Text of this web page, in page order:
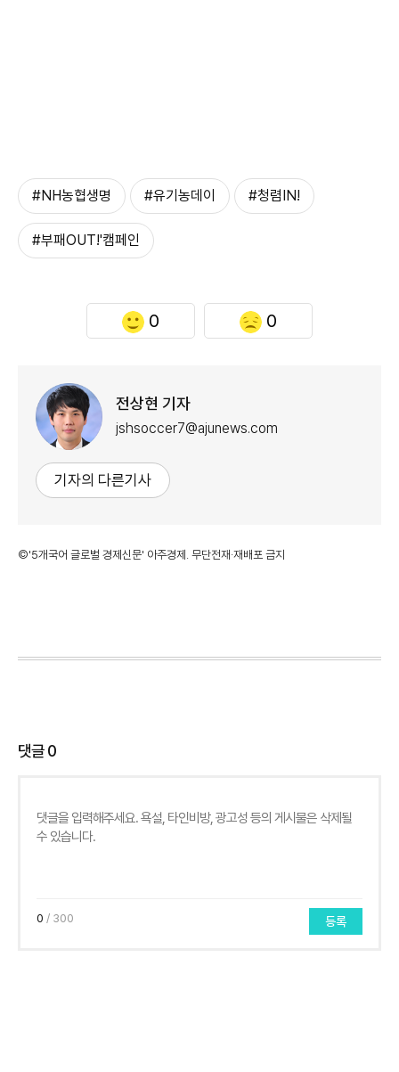
#NH농협생명 #유기농데이 #청렴IN!
#부패OUT!'캠페인
0 0
전상현 기자
jshsoccer7@ajunews.com
기자의 다른기사
©'5개국어 글로벌 경제신문' 아주경제. 무단전재·재배포 금지
댓글0
0 / 300 등록